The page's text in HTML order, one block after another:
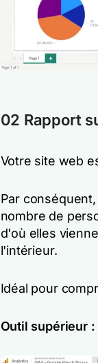
02 Rapport
Votre site web
Par
nombre de
d'où elles
l'intérieur.
Idéal pour
Outil supérieur :